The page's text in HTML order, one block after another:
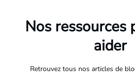
Nos ressources
aider
Retrouvez tous nos articles de